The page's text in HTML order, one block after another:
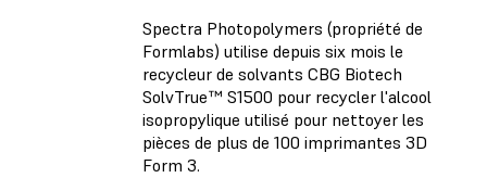
Spectra Photopolymers (propriété de
Formlabs) utilise depuis six mois le
recycleur de solvants CBG Biotech
SolvTrue™ S1500 pour recycler l'alcool
isopropylique utilisé pour nettoyer les
pièces de plus de 100 imprimantes 3D
Form 3.